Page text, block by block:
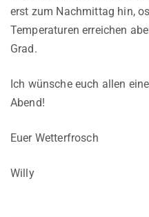
erst zum Nachmittag hin,
Temperaturen erreichen
Grad.
Ich wünsche euch allen
Abend!
Euer Wetterfrosch
Willy